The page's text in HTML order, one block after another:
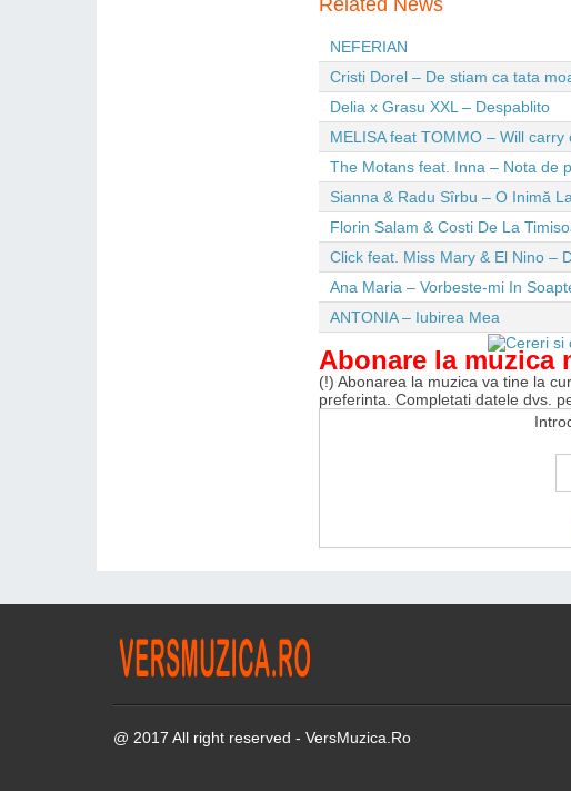
NEFERIAN
Cristi Dorel – De stiam ca tata
Delia x Grasu XXL – Despablito
MELISA feat TOMMO – Will carry
The Motans feat. Inna – Nota de
Sianna & Radu Sîrbu – O Inimă
Florin Salam & Costi De La
Click feat. Miss Mary & El Nino –
Ana Maria – Vorbeste-mi In
ANTONIA – Iubirea Mea
Abonare la muzica
(!) Abonarea la muzica va tine la
preferinta. Completati datele dvs.
@ 2017 All right reserved - VersMuzica.Ro